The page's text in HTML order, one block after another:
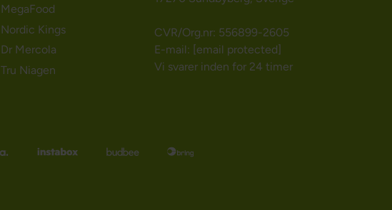
MegaFood
Nordic Kings
Dr Mercola
Tru Niagen
CVR/Org.nr: 556899-2605
E-mail: [email protected]
Vi svarer inden for 24 timer